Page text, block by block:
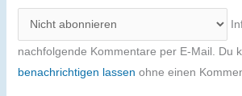
nachfolgende Kommentare per E-Mail. Du
benachrichtigen lassen ohne einen